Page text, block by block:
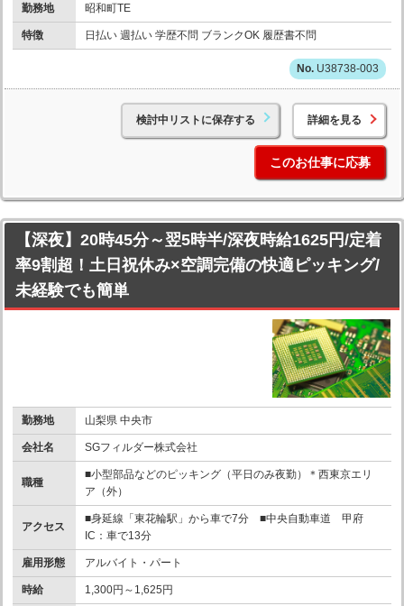
勤務地 昭和町TE
特徴 日払い 週払い 学歴不問 ブランクOK 履歴書不問
U38738-003
検討中リストに保存する 詳細を見る
このお仕事に応募
【深夜】20時45分～翌5時半/深夜時給1625円/定着
率9割超！土日祝休み×空調完備の快適ピッキング/
未経験でも簡単
勤務地 山梨県 中央市
会社名 SGフィルダー株式会社
職種
■小型部品などのピッキング（平日のみ夜勤）＊西東京エリ
ア（外）
アクセス
■身延線「東花輪駅」から車で7分 ■中央自動車道 甲府
IC：車で13分
雇用形態 アルバイト・パート
時給 1,300円～1,625円